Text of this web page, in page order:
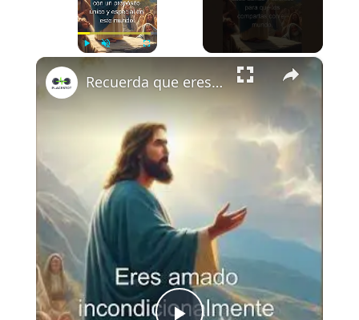
×
Recuerda que eres una creación maravillosa de Dios, destinada a brillar con su luz y amor.